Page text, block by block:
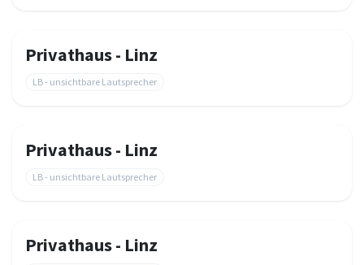
Privathaus - Linz
LB - unsichtbare Lautsprecher
Privathaus - Linz
LB - unsichtbare Lautsprecher
Privathaus - Linz